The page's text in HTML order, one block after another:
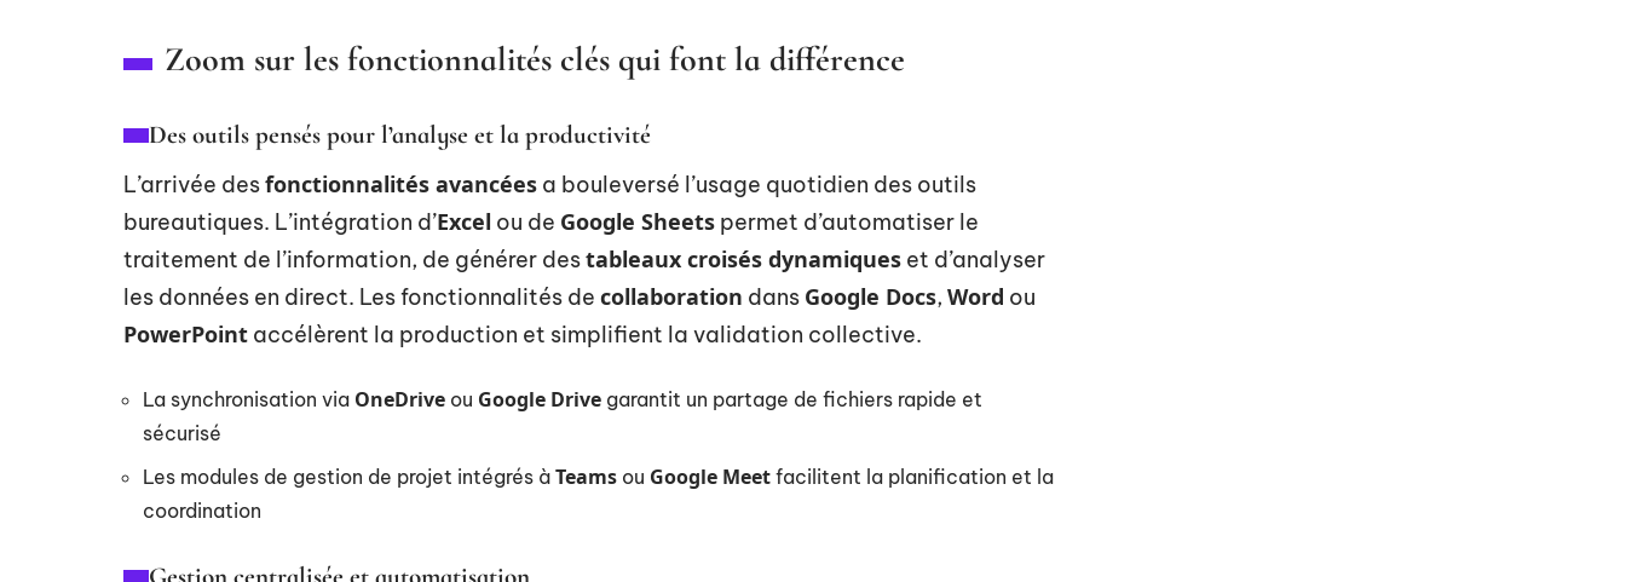
Zoom sur les fonctionnalités clés qui font la différence
Des outils pensés pour l’analyse et la productivité
L’arrivée desfonctionnalités avancées a bouleversé l’usage quotidien des outils
bureautiques. L’intégration d’Excel ou de Google Sheets permet d’automatiser le
traitement de l’information, de générer destableaux croisés dynamiques et d’analyser
les données en direct. Les fonctionnalités de collaboration dans Google Docs, Word ou
PowerPoint accélèrent la production et simplifient la validation collective.
La synchronisation via OneDrive ou Google Drive garantit un partage de fichiers rapide et
sécurisé
Les modules de gestion de projet intégrés à Teams ou Google Meet facilitent la planification et la
coordination